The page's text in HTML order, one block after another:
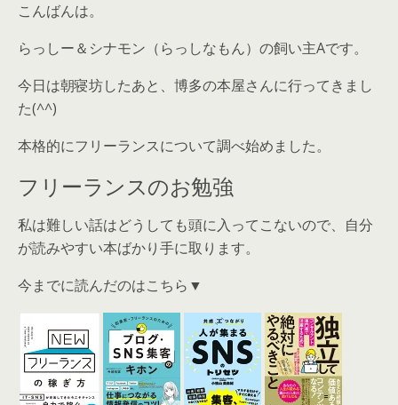
こんばんは。
らっしー＆シナモン（らっしなもん）の飼い主Aです。
今日は朝寝坊したあと、博多の本屋さんに行ってきまし
た(^^)
本格的にフリーランスについて調べ始めました。
フリーランスのお勉強
私は難しい話はどうしても頭に入ってこないので、自分
が読みやすい本ばかり手に取ります。
今までに読んだのはこちら▼